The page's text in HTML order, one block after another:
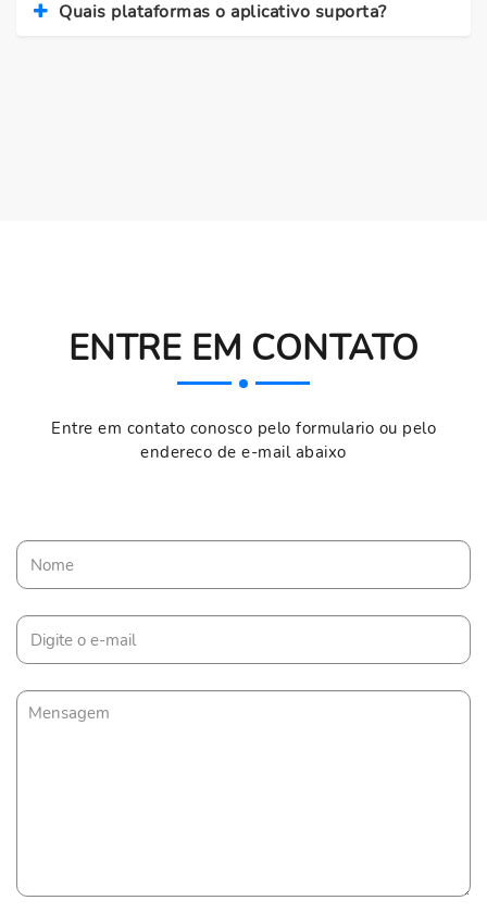
Quais plataformas o aplicativo suporta?
ENTRE EM CONTATO
Entre em contato conosco pelo formulario ou pelo
endereco de e-mail abaixo